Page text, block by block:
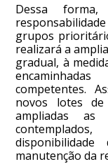
Dessa
grupos
realizará a
gradual, à
competentes.
novos lotes de
ampliadas
manutenção da